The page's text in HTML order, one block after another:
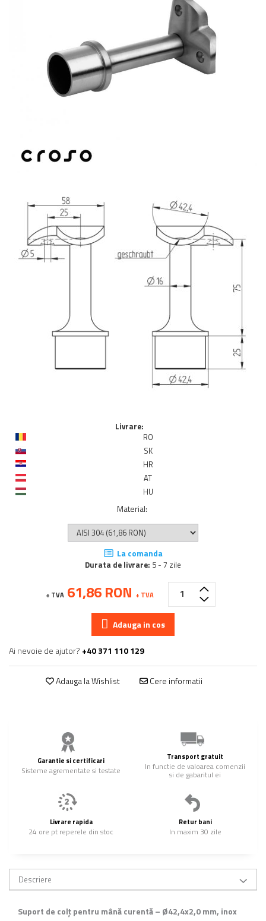
Fitting-uri balustrada inox
Bile - sfere
Cabluri si accesorii balustrada inox
Capace - dopuri capat teava
Montanti echipati balustrada inox
Sisteme tabla perforata
Suport mana curenta balustrada inox
Suporturi traverse/garzi
Suruburi - Adezivi - Chimicale
Tevi si bare
Livrare:
RO
SK
HR
AT
HU
Material:
La comanda
Durata de livrare: 5 - 7 zile
+ TVA 61,86 RON + TVA
Adauga in cos
Ai nevoie de ajutor? +40 371 110 129
Adauga la Wishlist Cere informatii
Garantie si certificari
Sisteme agrementate si testate
Transport gratuit
In functie de valoarea comenzii
si de gabaritul ei
Livrare rapida
24 ore pt reperele din stoc
Retur bani
In maxim 30 zile
Descriere
Suport de colț pentru mână curentă – Ø42,4x2,0 mm, inox